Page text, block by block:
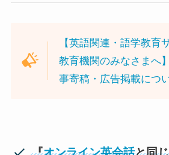
【英語関連・語学教育
教育機関のみなさまへ
事寄稿・広告掲載につ